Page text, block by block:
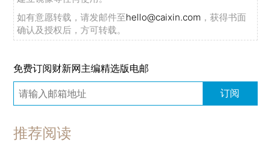
如有意愿转载，请发邮件至hello@caixin.com ，获得书面
确认及授权后，方可转载。
免费订阅财新网主编精选版电邮
订阅
推荐阅读